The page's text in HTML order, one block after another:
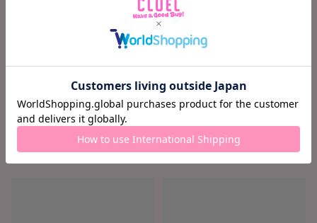
ロード中...
ロード中 ...
¥ ロード中...
ロード中...
ロード中 ...
¥ ロード中...